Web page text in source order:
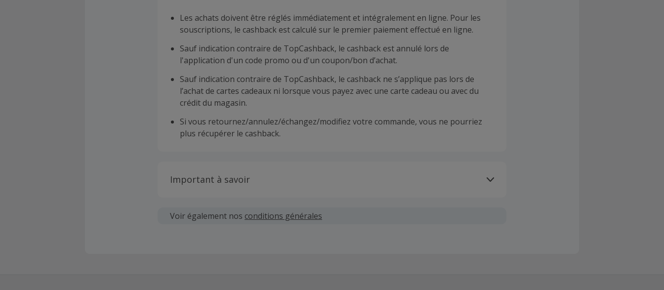
Les achats doivent être réglés immédiatement et intégralement en ligne. Pour les
souscriptions, le cashback est calculé sur le premier paiement effectué en ligne.
Sauf indication contraire de TopCashback, le cashback est annulé lors de
l'application d'un code promo ou d'un coupon/bon d’achat.
Sauf indication contraire de TopCashback, le cashback ne s’applique pas lors de
l’achat de cartes cadeaux ni lorsque vous payez avec une carte cadeau ou avec du
crédit du magasin.
Si vous retournez/annulez/échangez/modifiez votre commande, vous ne pourriez
plus récupérer le cashback.
Important à savoir
soumises au plus tard dans les 100 jours qui suivent la date d'achat.
Voir également nos conditions générales